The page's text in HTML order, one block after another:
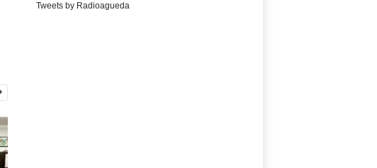
Tweets by Radioagueda